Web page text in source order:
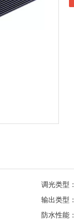
调光类型：
输出类型
防水性能：